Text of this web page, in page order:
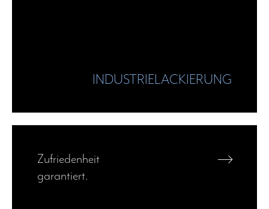
INDUSTRIELACKIERUNG
Zufriedenheit
garantiert.
—›